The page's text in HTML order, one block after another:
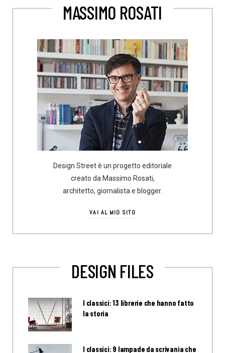
MASSIMO ROSATI
Design Street è un progetto editoriale
creato da Massimo Rosati,
architetto, giornalista e blogger.
VAI AL MIO SITO
DESIGN FILES
I classici: 13 librerie che hanno fatto
la storia
I classici: 9 lampade da scrivania che